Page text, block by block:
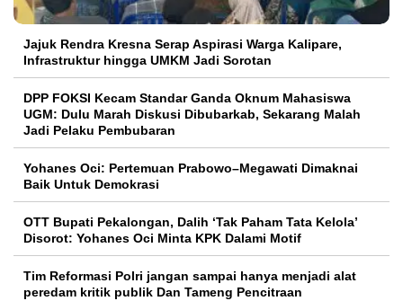
Jajuk Rendra Kresna Serap Aspirasi Warga Kalipare,
Infrastruktur hingga UMKM Jadi Sorotan
DPP FOKSI Kecam Standar Ganda Oknum Mahasiswa
UGM: Dulu Marah Diskusi Dibubarkab, Sekarang Malah
Jadi Pelaku Pembubaran
Yohanes Oci: Pertemuan Prabowo–Megawati Dimaknai
Baik Untuk Demokrasi
OTT Bupati Pekalongan, Dalih ‘Tak Paham Tata Kelola’
Disorot: Yohanes Oci Minta KPK Dalami Motif
Tim Reformasi Polri jangan sampai hanya menjadi alat
peredam kritik publik Dan Tameng Pencitraan